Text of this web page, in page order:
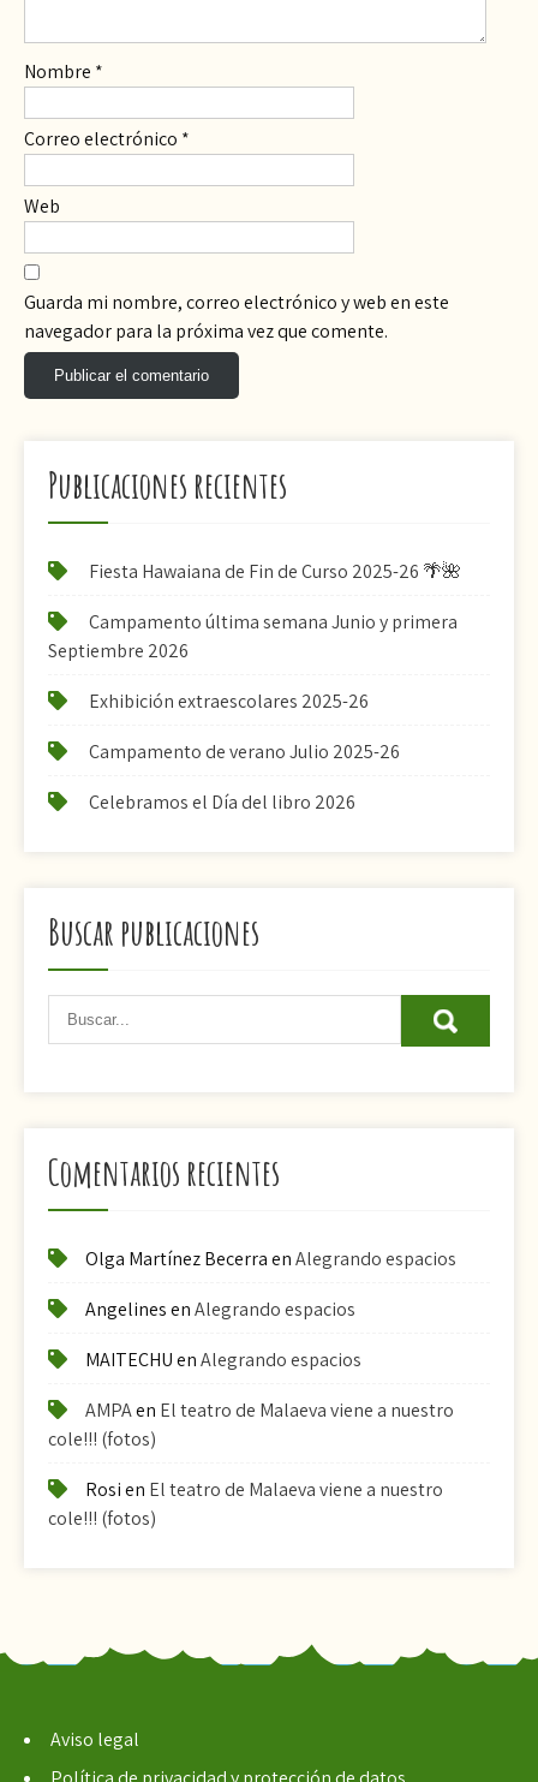
Nombre *
Correo electrónico *
Web
Guarda mi nombre, correo electrónico y web en este
navegador para la próxima vez que comente.
Publicaciones recientes
Fiesta Hawaiana de Fin de Curso 2025-26 🌴🌺
Campamento última semana Junio y primera
Septiembre 2026
Exhibición extraescolares 2025-26
Campamento de verano Julio 2025-26
Celebramos el Día del libro 2026
Buscar publicaciones
Comentarios recientes
Olga Martínez BecerraenAlegrando espacios
AngelinesenAlegrando espacios
MAITECHUenAlegrando espacios
AMPAen El teatro de Malaeva viene a nuestro
cole!!! (fotos)
Rosien El teatro de Malaeva viene a nuestro
cole!!! (fotos)
Aviso legal